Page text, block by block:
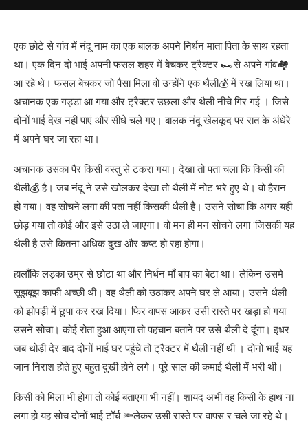
एक छोटे से गांव में नंदू नाम का एक बालक अपने निर्धन माता पिता के साथ रहता
था। एक दिन दो भाई अपनी फसल शहर में बेचकर ट्रैक्टर 🏎️से अपने गांव🏘️
आ रहे थे। फसल बेचकर जो पैसा मिला वो उन्होंने एक थैली💰 में रख लिया था।
अचानक एक गड्डा आ गया और ट्रैक्टर उछला और थैली नीचे गिर गई । जिसे
दोनों भाई देख नहीं पाएं और सीधे चले गए। बालक नंदू खेलकूद पर रात के अंधेरे
में अपने घर जा रहा था।
अचानक उसका पैर किसी वस्तु से टकरा गया। देखा तो पता चला कि किसी की
थैली💰 है। जब नंदू ने उसे खोलकर देखा तो थैली में नोट भरे हुए थे। वो हैरान
हो गया। वह सोचने लगा की पता नहीं किसकी थैली है। उसने सोचा कि अगर यही
छोड़ गया तो कोई और इसे उठा ले जाएगा। वो मन ही मन सोचने लगा ‘जिसकी यह
थैली है उसे कितना अधिक दुख और कष्ट हो रहा होगा।
हालाँकि लड़का उम्र से छोटा था और निर्धन माँ बाप का बेटा था। लेकिन उसमे
सूझबूझ काफी अच्छी थी। वह थैली को उठाकर अपने घर ले आया। उसने थैली
को झोपड़ी में छुपा कर रख दिया। फिर वापस आकर उसी रास्ते पर खड़ा हो गया
उसने सोचा। कोई रोता हुआ आएगा तो पहचान बताने पर उसे थैली दे दूंगा। इधर
जब थोड़ी देर बाद दोनों भाई घर पहुंचे तो ट्रैक्टर में थैली नहीं थी । दोनों भाई यह
जान निराश होते हुए बहुत दुखी होने लगे। पूरे साल की कमाई थैली में भरी थी।
किसी को मिला भी होगा तो कोई बताएगा भी नहीं। शायद अभी वह किसी के हाथ ना
लगा हो यह सोच दोनों भाई टॉर्च 🔦लेकर उसी रास्ते पर वापस र चले जा रहे थे।